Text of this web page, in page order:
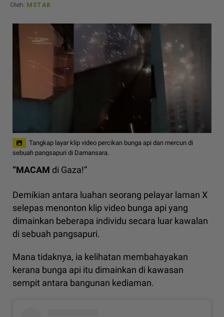
Oleh: MSTAR
Tangkap layar klip video percikan bunga api dan mercun di
sebuah pangsapuri di Damansara.
“MACAM di Gaza!”
Demikian antara luahan seorang pelayar laman X
selepas menonton klip video bunga api yang
dimainkan beberapa individu secara luar kawalan
di sebuah pangsapuri.
Mana tidaknya, ia kelihatan membahayakan
kerana bunga api itu dimainkan di kawasan
sempit antara bangunan kediaman.